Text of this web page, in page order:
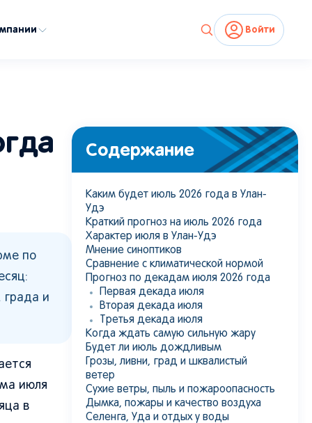
Войти
по
града и
июля
в
Содержание
Каким будет июль 2026 года в Улан-
Удэ
Краткий прогноз на июль 2026 года
Характер июля в Улан-Удэ
Мнение синоптиков
Сравнение с климатической нормой
Прогноз по декадам июля 2026 года
Первая декада июля
Вторая декада июля
Третья декада июля
Когда ждать самую сильную жару
Будет ли июль дождливым
Грозы, ливни, град и шквалистый
ветер
Сухие ветры, пыль и пожароопасность
Дымка, пожары и качество воздуха
Селенга, Уда и отдых у воды